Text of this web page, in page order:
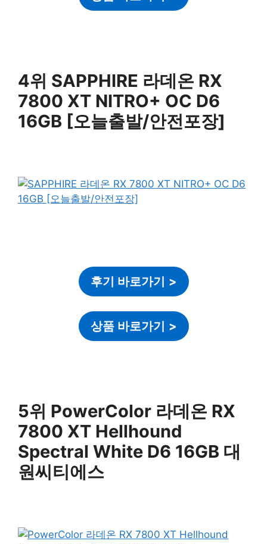
4위 SAPPHIRE 라데온 RX
7800 XT NITRO+ OC D6
16GB [오늘출발/안전포장]
후기 바로가기 >
상품 바로가기 >
5위 PowerColor 라데온 RX
7800 XT Hellhound
Spectral White D6 16GB 대
원씨티에스